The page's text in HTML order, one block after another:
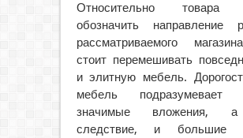
Относительно товара
обозначить направление
рассматриваемого
стоит перемешивать
и элитную мебель.
мебель подразумевает
значимые вложения,
следствие, и большие